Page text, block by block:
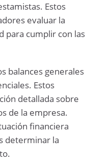
Estos
evaluar la
para cumplir con las
balances generales
Estos
detallada sobre
de la empresa.
financiera
determinar la